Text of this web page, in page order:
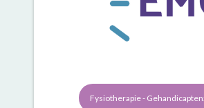
Fysiotherapie -